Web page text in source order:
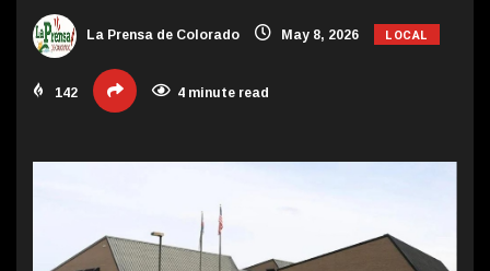
La Prensa de Colorado May 8, 2026 LOCAL
142 4 minute read